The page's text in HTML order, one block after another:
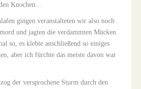
Knochen…
gingen veranstalteten wir also noch
und jagten die verdammten Mücken
so, es klebte anschließend so einiges
aber ich fürchte das meiste davon war
der versprochene Sturm durch den